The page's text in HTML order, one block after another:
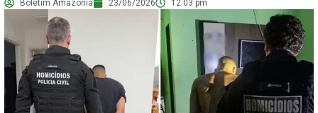
Boletim Amazônia 23/06/2026 12:03 pm